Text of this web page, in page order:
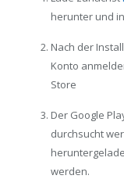
herunter und
Nach der
Konto
Store
Der Google
durchsucht
werden.